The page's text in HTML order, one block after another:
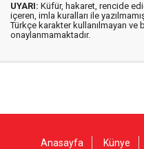
UYARI: Küfür, hakaret, rencide
içeren, imla kuralları ile
Türkçe karakter kullanılmayan ve
onaylanmamaktadır.
Anasayfa Künye